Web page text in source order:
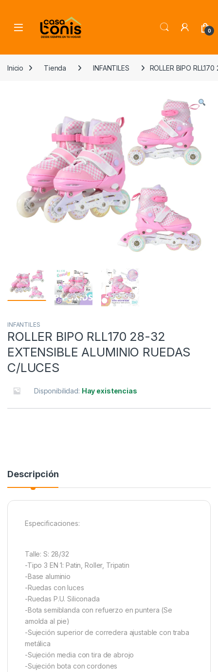
0
Inicio Tienda INFANTILES ROLLER BIPO
INFANTILES
ROLLER BIPO RLL170 28-32
EXTENSIBLE ALUMINIO RUEDAS
C/LUCES
Disponibilidad: Hay existencias
Descripción
Especificaciones:
Talle: S: 28/32
-Tipo 3 EN 1: Patin, Roller, Tripatin
-Base aluminio
-Ruedas con luces
-Ruedas P.U. Siliconada
-Bota semiblanda con refuerzo en puntera (Se
amolda al pie)
-Sujeción superior de corredera ajustable con traba
metálica
-Sujeción media con tira de abrojo
-Sujeción bota con cordones